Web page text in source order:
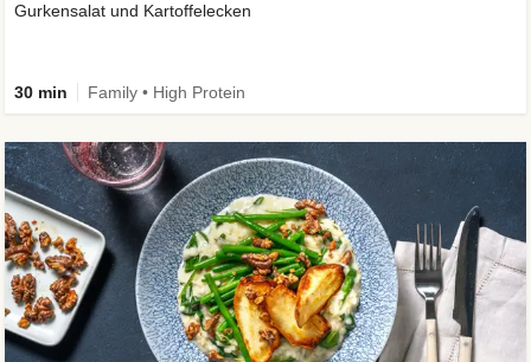
Gurkensalat und Kartoffelecken
30 min Family • High Protein